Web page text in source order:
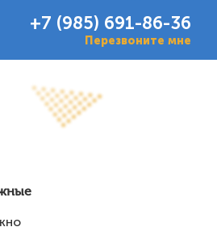
+7 (985) 691-86-36
Перезвоните мне